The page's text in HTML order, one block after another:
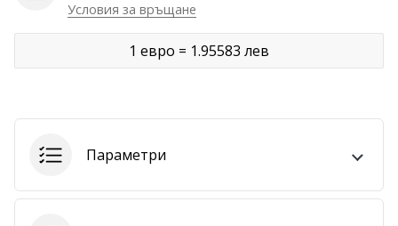
Условия за връщане
1 евро = 1.95583 лев
Параметри